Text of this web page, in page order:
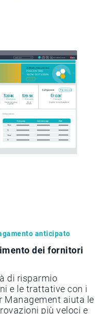
anticipato
dei fornitori
di risparmio
e le trattative con i
Management aiuta le
più veloci e